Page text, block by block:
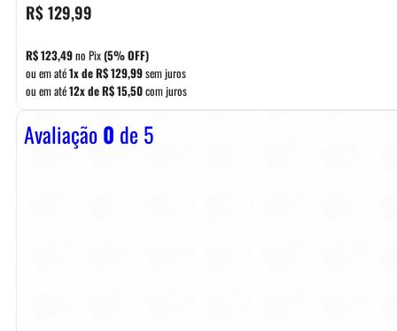
R$129,99
R$123,49no Pix(5% OFF)
ou em até1x deR$129,99sem juros
ou em até12x deR$15,50com juros
Avaliação0 de 5